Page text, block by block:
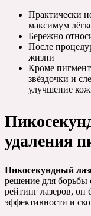
Практически
максимум
Бережно
После
жизни
Кроме
звёздочки и
улучшение
удаления
Пикосекундный
решение для борьбы
рейтинг лазеров, он
эффективности и